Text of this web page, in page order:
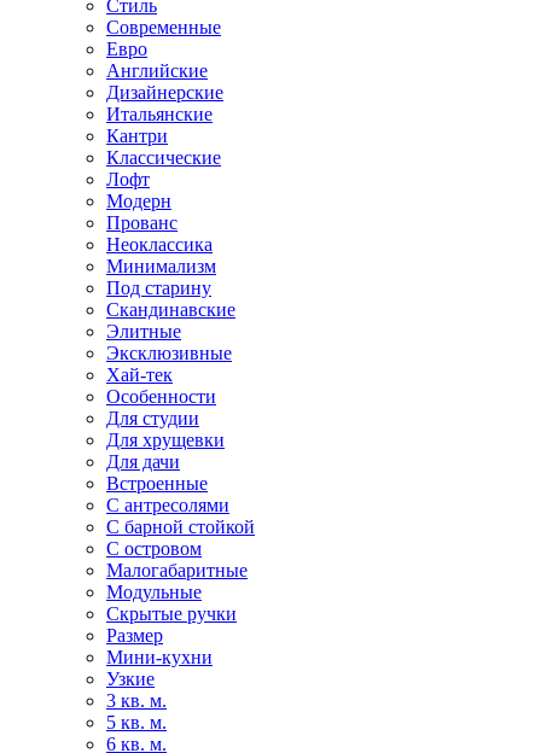
Стиль
Современные
Евро
Английские
Дизайнерские
Итальянские
Кантри
Классические
Лофт
Модерн
Прованс
Неоклассика
Минимализм
Под старину
Скандинавские
Элитные
Эксклюзивные
Хай-тек
Особенности
Для студии
Для хрущевки
Для дачи
Встроенные
С антресолями
С барной стойкой
С островом
Малогабаритные
Модульные
Скрытые ручки
Размер
Мини-кухни
Узкие
3 кв. м.
5 кв. м.
6 кв. м.